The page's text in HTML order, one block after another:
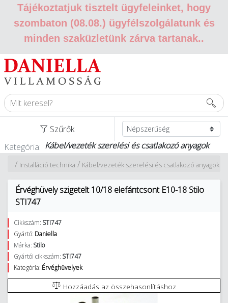
Tájékoztatjuk tisztelt ügyfeleinket, hogy
szombaton (08.08.) ügyfélszolgálatunk és
minden szaküzletünk zárva tartanak..
Szűrők
Kategória: Kábel/vezeték szerelési és csatlakozó anyagok
Kábel/vezeték szerelési és csatlakozó anyagok
/
Installáció technika
/
Érvéghüvely szigetelt 10/18 elefántcsont E10-18 Stilo
STI747
Cikkszám: STI747
Gyártó: Daniella
Márka: Stilo
Gyártói cikkszám: STI747
Kategória: Érvéghüvelyek
Hozzáadás az összehasonlításhoz